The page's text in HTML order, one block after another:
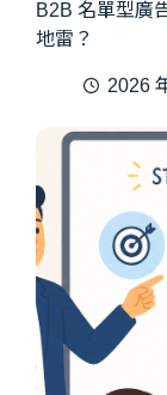
B2B 名單型廣
地雷？
2026